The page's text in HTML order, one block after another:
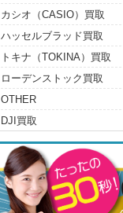
カシオ（CASIO）買取
ハッセルブラッド買取
トキナ（TOKINA）買取
ローデンストック買取
OTHER
DJI買取